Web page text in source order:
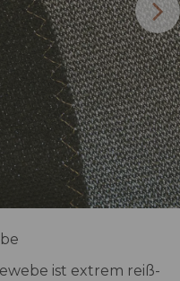
ist extrem reiß-